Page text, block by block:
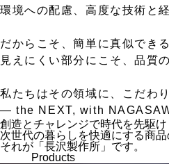
環境への配慮、高度な技術と
だからこそ、簡単に真似でき
見えにくい部分にこそ、品質
私たちはその領域に、こだわ
— the NEXT, with
創造とチャレンジで時代を先駆け
次世代の暮らしを快適にする商品
それが「長沢製作所」です。
Products